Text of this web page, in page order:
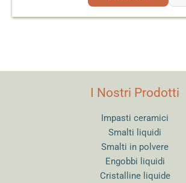
I Nostri Prodotti
Impasti ceramici
Smalti liquidi
Smalti in polvere
Engobbi liquidi
Cristalline liquide